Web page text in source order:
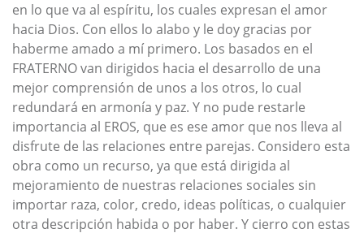
en lo que va al espíritu, los cuales expresan el amor
hacia Dios. Con ellos lo alabo y le doy gracias por
haberme amado a mí primero. Los basados en el
FRATERNO van dirigidos hacia el desarrollo de una
mejor comprensión de unos a los otros, lo cual
redundará en armonía y paz. Y no pude restarle
importancia al EROS, que es ese amor que nos lleva al
disfrute de las relaciones entre parejas. Considero esta
obra como un recurso, ya que está dirigida al
mejoramiento de nuestras relaciones sociales sin
importar raza, color, credo, ideas políticas, o cualquier
otra descripción habida o por haber. Y cierro con estas